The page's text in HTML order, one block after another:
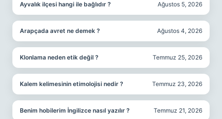
Ayvalık ilçesi hangi ile bağlıdır ? Ağustos 5, 2026
Arapçada avret ne demek ? Ağustos 4, 2026
Klonlama neden etik değil ? Temmuz 25, 2026
Kalem kelimesinin etimolojisi nedir ? Temmuz 23, 2026
Benim hobilerim İngilizce nasıl yazılır ? Temmuz 21, 2026